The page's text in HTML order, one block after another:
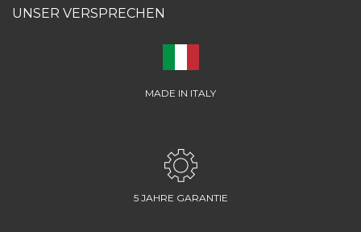
UNSER VERSPRECHEN
MADE IN ITALY
5 JAHRE GARANTIE